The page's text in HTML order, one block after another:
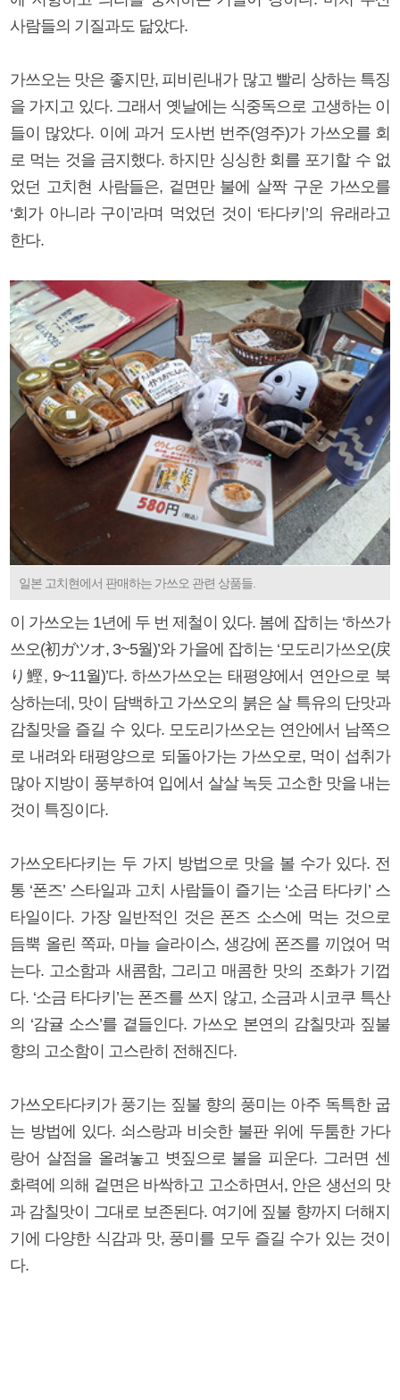
사람들의 기질과도 닮았다.
가쓰오는 맛은 좋지만, 피비린내가 많고 빨리 상하는 특징
을 가지고 있다. 그래서 옛날에는 식중독으로 고생하는 이
들이 많았다. 이에 과거 도사번 번주(영주)가 가쓰오를 회
로 먹는 것을 금지했다. 하지만 싱싱한 회를 포기할 수 없
었던 고치현 사람들은, 겉면만 불에 살짝 구운 가쓰오를
‘회가 아니라 구이’라며 먹었던 것이 ‘타다키’의 유래라고
한다.
일본 고치현에서 판매하는 가쓰오 관련 상품들.
이 가쓰오는 1년에 두 번 제철이 있다. 봄에 잡히는 ‘하쓰가
쓰오(初ガツオ, 3~5월)’와 가을에 잡히는 ‘모도리가쓰오(戻
り鰹, 9~11월)’다. 하쓰가쓰오는 태평양에서 연안으로 북
상하는데, 맛이 담백하고 가쓰오의 붉은 살 특유의 단맛과
감칠맛을 즐길 수 있다. 모도리가쓰오는 연안에서 남쪽으
로 내려와 태평양으로 되돌아가는 가쓰오로, 먹이 섭취가
많아 지방이 풍부하여 입에서 살살 녹듯 고소한 맛을 내는
것이 특징이다.
가쓰오타다키는 두 가지 방법으로 맛을 볼 수가 있다. 전
통 ‘폰즈’ 스타일과 고치 사람들이 즐기는 ‘소금 타다키’ 스
타일이다. 가장 일반적인 것은 폰즈 소스에 먹는 것으로
듬뿍 올린 쪽파, 마늘 슬라이스, 생강에 폰즈를 끼얹어 먹
는다. 고소함과 새콤함, 그리고 매콤한 맛의 조화가 기껍
다. ‘소금 타다키’는 폰즈를 쓰지 않고, 소금과 시코쿠 특산
의 ‘감귤 소스’를 곁들인다. 가쓰오 본연의 감칠맛과 짚불
향의 고소함이 고스란히 전해진다.
가쓰오타다키가 풍기는 짚불 향의 풍미는 아주 독특한 굽
는 방법에 있다. 쇠스랑과 비슷한 불판 위에 두툼한 가다
랑어 살점을 올려놓고 볏짚으로 불을 피운다. 그러면 센
화력에 의해 겉면은 바싹하고 고소하면서, 안은 생선의 맛
과 감칠맛이 그대로 보존된다. 여기에 짚불 향까지 더해지
기에 다양한 식감과 맛, 풍미를 모두 즐길 수가 있는 것이
다.